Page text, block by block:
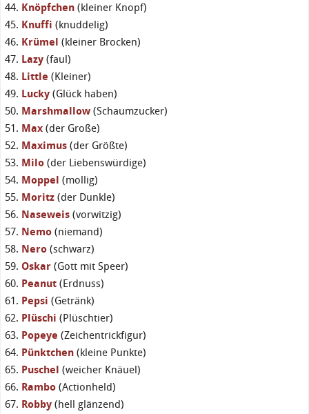
Knöpfchen (kleiner Knopf)
Knuffi (knuddelig)
Krümel (kleiner Brocken)
Lazy (faul)
Little (Kleiner)
Lucky (Glück haben)
Marshmallow (Schaumzucker)
Max (der Große)
Maximus (der Größte)
Milo (der Liebenswürdige)
Moppel (mollig)
Moritz (der Dunkle)
Naseweis (vorwitzig)
Nemo (niemand)
Nero (schwarz)
Oskar (Gott mit Speer)
Peanut (Erdnuss)
Pepsi (Getränk)
Plüschi (Plüschtier)
Popeye (Zeichentrickfigur)
Pünktchen (kleine Punkte)
Puschel (weicher Knäuel)
Rambo (Actionheld)
Robby (hell glänzend)